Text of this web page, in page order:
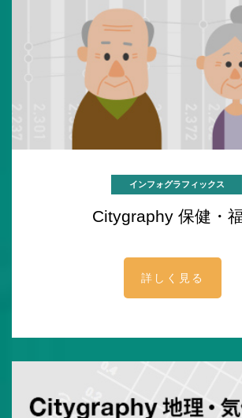
インフォグラフィックス
Citygraphy 保健・
詳しく見る